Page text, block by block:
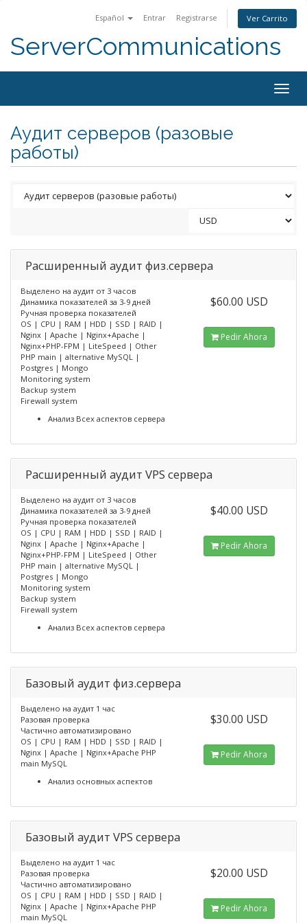
Español Entrar Registrarse Ver Carrito
ServerCommunications
Аудит серверов (разовые
работы)
Расширенный аудит физ.сервера
Выделено на аудит от 3 часов
Динамика показателей за 3-9 дней
Ручная проверка показателей
OS | CPU | RAM | HDD | SSD | RAID |
Nginx | Apache | Nginx+Apache |
Nginx+PHP-FPM | LiteSpeed | Other
PHP main | alternative MySQL |
Postgres | Mongo
Monitoring system
Backup system
Firewall system
Анализ Всех аспектов сервера
$60.00 USD
Pedir Ahora
Расширенный аудит VPS сервера
Выделено на аудит от 3 часов
Динамика показателей за 3-9 дней
Ручная проверка показателей
OS | CPU | RAM | HDD | SSD | RAID |
Nginx | Apache | Nginx+Apache |
Nginx+PHP-FPM | LiteSpeed | Other
PHP main | alternative MySQL |
Postgres | Mongo
Monitoring system
Backup system
Firewall system
Анализ Всех аспектов сервера
$40.00 USD
Pedir Ahora
Базовый аудит физ.сервера
Выделено на аудит 1 час
Разовая проверка
Частично автоматизировано
OS | CPU | RAM | HDD | SSD | RAID |
Nginx | Apache | Nginx+Apache PHP
main MySQL
Анализ основных аспектов
$30.00 USD
Pedir Ahora
Базовый аудит VPS сервера
Выделено на аудит 1 час
Разовая проверка
Частично автоматизировано
OS | CPU | RAM | HDD | SSD | RAID |
Nginx | Apache | Nginx+Apache PHP
main MySQL
$20.00 USD
Pedir Ahora